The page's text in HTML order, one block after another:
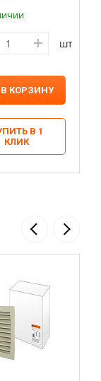
шт
В КОРЗИНУ
В 1
КЛИК